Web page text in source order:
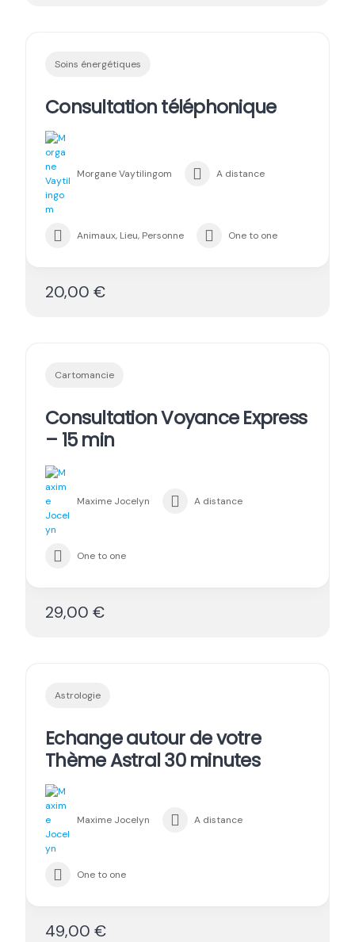
Soins énergétiques
Consultation téléphonique
Morgane Vaytilingom A distance
Animaux, Lieu, Personne One to one
20,00 €
Cartomancie
Consultation Voyance Express
– 15 min
Maxime Jocelyn A distance
One to one
29,00 €
Astrologie
Echange autour de votre
Thème Astral 30 minutes
Maxime Jocelyn A distance
One to one
49,00 €